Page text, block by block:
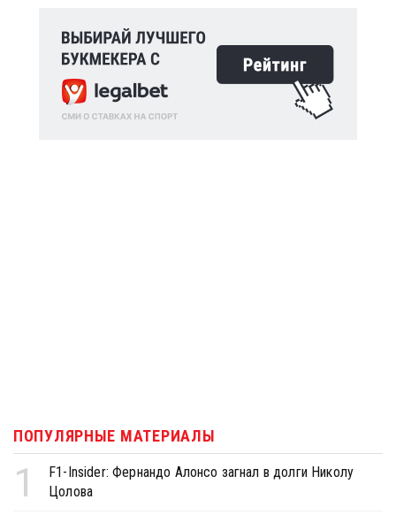
ПОПУЛЯРНЫЕ МАТЕРИАЛЫ
1
F1-Insider: Фернандо Алонсо загнал в долги Николу
Цолова